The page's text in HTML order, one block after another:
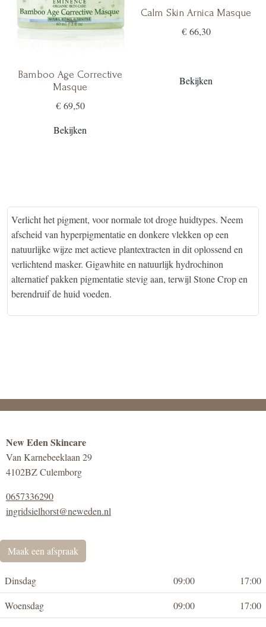
Bamboo Age Corrective
Masque
€ 69,50
Bekijken
Calm Skin Arnica Masque
€ 66,30
Bekijken
Verlicht het pigment, voor normale tot droge huidtypes. Neem
afscheid van hyperpigmentatie en donkere vlekken op een
natuurlijke wijze met actieve plantextracten in dit oplossend en
verlichtend masker. Gigawhite en natuurlijk hydrochinon
alternatief pakken pigmentatie stevig aan, terwijl Stone Crop en
berendruif de huid voeden.
New Eden Skincare
Van Karnebeeklaan 29
4102BZ Culemborg
0657336290
ingridsielhorst@neweden.nl
Maak een afspraak
Dinsdag 09:00
17:00
Woensdag
09:00
17:00